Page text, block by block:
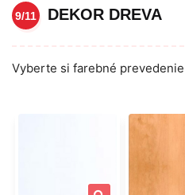
9/11 DEKOR DREVA
Vyberte si farebné